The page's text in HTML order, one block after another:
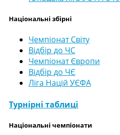
Національні збірні
Чемпіонат Світу
Відбір до ЧС
Чемпіонат Європи
Відбір до ЧЄ
Ліга Націй УЄФА
Турнірні таблиці
Національні чемпіонати